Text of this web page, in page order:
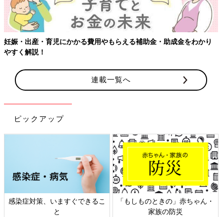
妊娠・出産・育児にかかる費用やもらえる補助金・助成金をわかり
やすく解説！
連載一覧へ
ピックアップ
感染症対策、いますぐできるこ
と
「もしものときの」赤ちゃん・
家族の防災